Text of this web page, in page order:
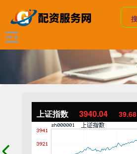
上证指数 3940.04 39.68